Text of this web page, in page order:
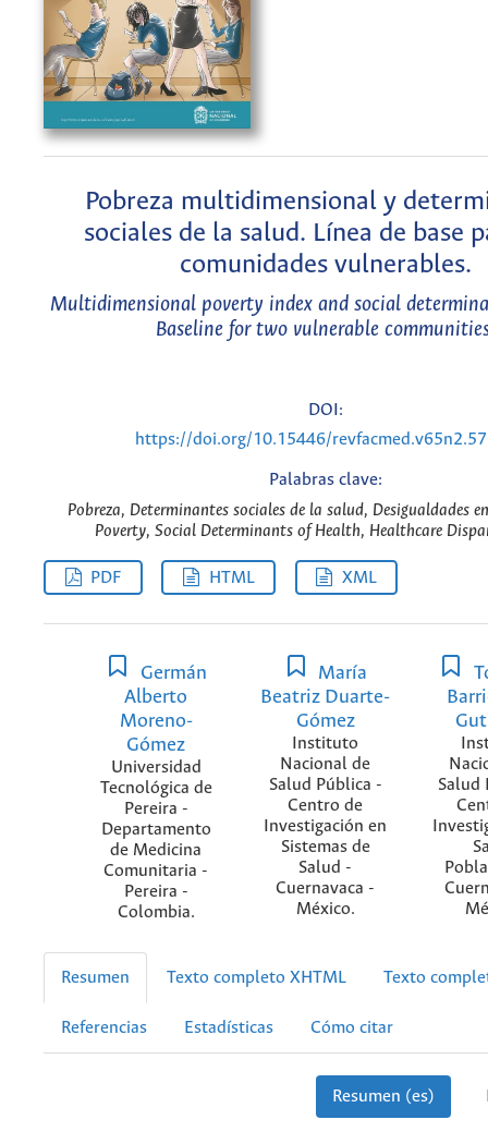
Pobreza multidimensional y
sociales de la salud. Línea de base
comunidades vulnerables.
Multidimensional poverty index and social
Baseline for two vulnerable
DOI:
https://doi.org/10.15446/
Palabras clave:
Pobreza, Determinantes sociales de la salud, Desigualdades
Poverty, Social Determinants of Health, Healthcare
PDF HTML XML
Germán
Alberto
Moreno-
Gómez
Universidad
Tecnológica de
Pereira -
Departamento
de Medicina
Comunitaria -
Pereira -
Colombia.
María
Beatriz Duarte-
Gómez
Instituto
Nacional de
Salud Pública -
Centro de
Investigación en
Sistemas de
Salud -
Cuernavaca -
México.
Salud
Resumen Texto completo XHTML Texto
Referencias Estadísticas Cómo citar
Resumen (es)